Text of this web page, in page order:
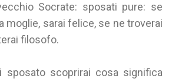
Socrate: sposati pure: se
moglie, sarai felice, se ne troverai
filosofo.
sposato scoprirai cosa significa